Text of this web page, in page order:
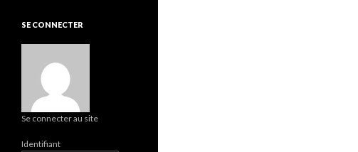
SE CONNECTER
Se connecter au site
Identifiant